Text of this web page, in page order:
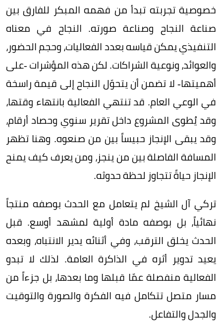
خصوصية تجربته تبدأ من فهمه المبكر للفارق بين
صناعة النجاح وصناعة صورته. النجاح في معناه
التنفيذي يمكن قياسه بعدد الفعاليات، وحجم الحضور،
والعوائد، ونوعية الشراكات. لكن هذه المؤشرات -على
أهميتها- لا تضمن أن يتحوّل النجاح إلى قيمة راسخة
في الوعي العام. قد تنتهي الفعالية بانتهاء وقتها،
وقد يُطوى المشروع داخل تقرير سنوي وحصاد أرقام،
وقد يبقى الإنجاز حبيساً بين من صنعوه. وهنا تظهر
المسافة الفاصلة بين من ينجز، ومن يعرف كيف يمنح
الإنجاز حياةً تتجاوز لحظة حدوثه.
تركي آل الشيخ لم يتعامل مع الحدث بوصفه منتجاً
نهائياً، بل بوصفه مادة أولية لمشهد أوسع. قبل
الحدث يخلق الترقب، وفي أثنائه يدير الانتباه، وبعده
يعيد تدوير أثره في الذاكرة العامة. لذلك لا تبدو
الفعالية منفصلة عمّا قبلها وما بعدها، بل جزءاً من
مسار متصل تتكامل فيه الفكرة والصورة والتوقيت
والجدل والتفاعل.